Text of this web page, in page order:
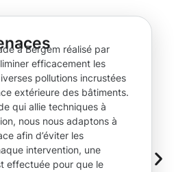
à Bergem réalisé par
efficacement les
pollutions incrustées
extérieure des bâtiments.
qui allie techniques à
nous nous adaptons à
afin d’éviter les
intervention, une
effectuée pour que le